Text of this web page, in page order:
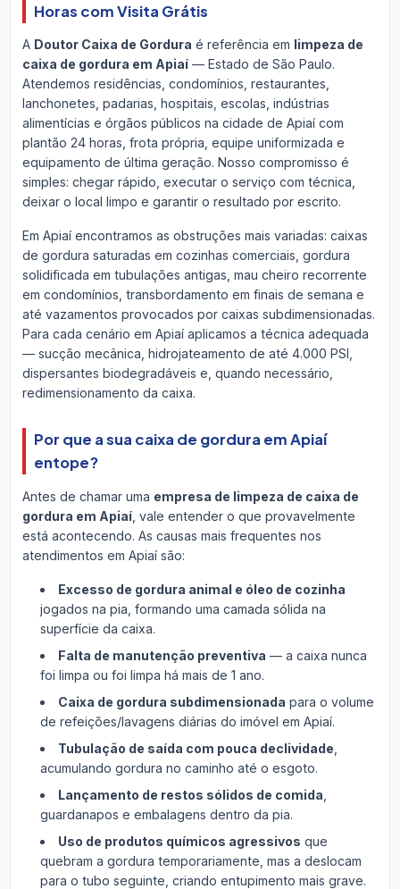
Horas com Visita Grátis
A Doutor Caixa de Gordura é referência em limpeza de
caixa de gordura em Apiaí— Estado de São Paulo.
Atendemos residências, condomínios, restaurantes,
lanchonetes, padarias, hospitais, escolas, indústrias
alimentícias e órgãos públicos na cidade de Apiaí com
plantão 24 horas, frota própria, equipe uniformizada e
equipamento de última geração. Nosso compromisso é
simples: chegar rápido, executar o serviço com técnica,
deixar o local limpo e garantir o resultado por escrito.
Em Apiaí encontramos as obstruções mais variadas: caixas
de gordura saturadas em cozinhas comerciais, gordura
solidificada em tubulações antigas, mau cheiro recorrente
em condomínios, transbordamento em finais de semana e
até vazamentos provocados por caixas subdimensionadas.
Para cada cenário em Apiaí aplicamos a técnica adequada
— sucção mecânica, hidrojateamento de até 4.000 PSI,
dispersantes biodegradáveis e, quando necessário,
redimensionamento da caixa.
Por que a sua caixa de gordura em Apiaí
entope?
Antes de chamar uma empresa de limpeza de caixa de
gordura em Apiaí, vale entender o que provavelmente
está acontecendo. As causas mais frequentes nos
atendimentos em Apiaí são:
Excesso de gordura animal e óleo de cozinha
jogados na pia, formando uma camada sólida na
superfície da caixa.
Falta de manutenção preventiva — a caixa nunca
foi limpa ou foi limpa há mais de 1 ano.
Caixa de gordura subdimensionada para o volume
de refeições/lavagens diárias do imóvel em Apiaí.
Tubulação de saída com pouca declividade
acumulando gordura no caminho até o esgoto.
Lançamento de restos sólidos de comida
guardanapos e embalagens dentro da pia.
Uso de produtos químicos agressivos que
quebram a gordura temporariamente, mas a deslocam
para o tubo seguinte, criando entupimento mais grave.